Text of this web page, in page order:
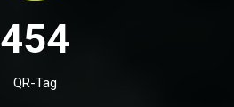
454
QR-Tag